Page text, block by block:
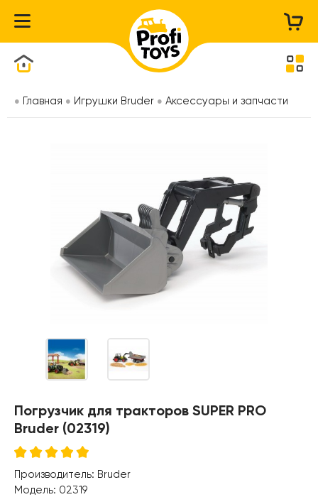
Главная Игрушки Bruder Аксессуары и запчасти
Погрузчик для тракторов SUPER PRO
Bruder (02319)
Производитель: Bruder
Модель: 02319
Каталог товаров